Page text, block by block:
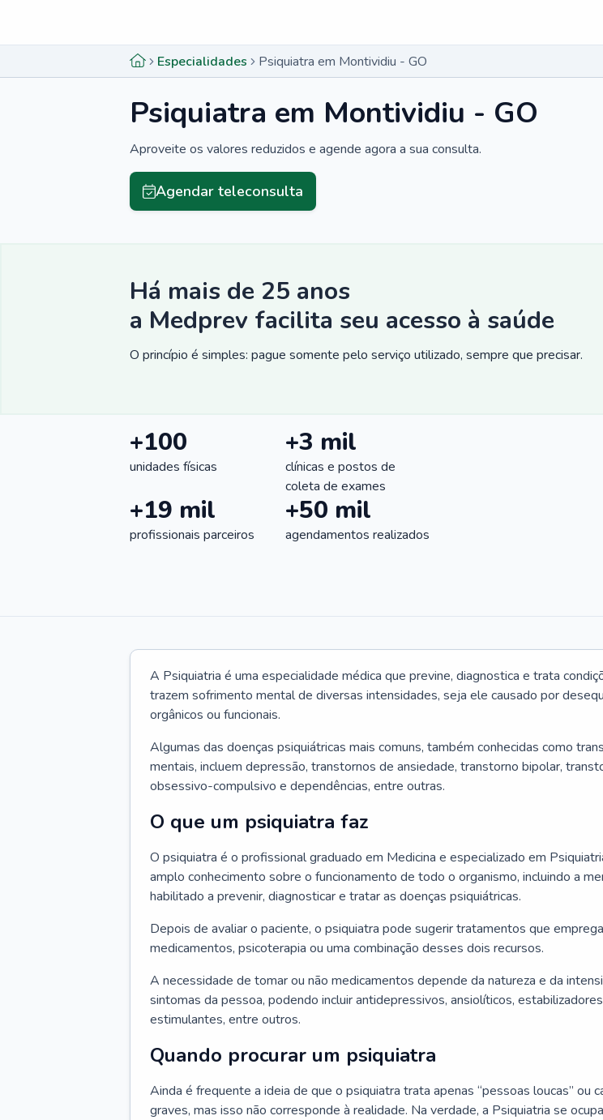
Especialidades Psiquiatra em Montividiu - GO
Psiquiatra em Montividiu - GO
Aproveite os valores reduzidos e agende agora a sua consulta.
Agendar teleconsulta
Há mais de 25 anos
a Medprev facilita seu acesso à saúde
O princípio é simples: pague somente pelo serviço utilizado, sempre que precisar.
+100
unidades físicas
+3 mil
clínicas e postos de
coleta de exames
+19 mil
profissionais parceiros
+50 mil
agendamentos realizados
A Psiquiatria é uma especialidade médica que previne, diagnostica e trata
trazem sofrimento mental de diversas intensidades, seja ele causado por
orgânicos ou funcionais.
Algumas das doenças psiquiátricas mais comuns, também conhecidas como
mentais, incluem depressão, transtornos de ansiedade, transtorno bipolar,
obsessivo-compulsivo e dependências, entre outras.
O que um psiquiatra faz
O psiquiatra é o profissional graduado em Medicina e especializado em
amplo conhecimento sobre o funcionamento de todo o organismo, incluindo a
habilitado a prevenir, diagnosticar e tratar as doenças psiquiátricas.
Depois de avaliar o paciente, o psiquiatra pode sugerir tratamentos que
medicamentos, psicoterapia ou uma combinação desses dois recursos.
A necessidade de tomar ou não medicamentos depende da natureza e da
sintomas da pessoa, podendo incluir antidepressivos, ansiolíticos,
estimulantes, entre outros.
Quando procurar um psiquiatra
Ainda é frequente a ideia de que o psiquiatra trata apenas “pessoas loucas” ou
graves, mas isso não corresponde à realidade. Na verdade, a Psiquiatria se